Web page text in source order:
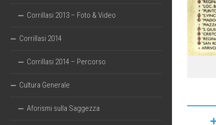
Corrillasi 2013 – Foto & Video
Corrillasi 2014
Corrillasi 2014 – Percorso
Cultura Generale
Aforismi sulla Saggezza